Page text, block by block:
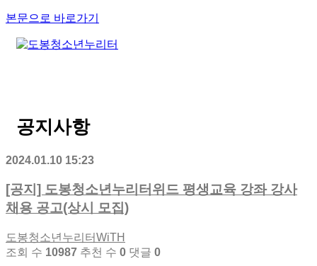
본문으로 바로가기
공지사항
2024.01.10 15:23
[공지] 도봉청소년누리터위드 평생교육 강좌 강사
채용 공고(상시 모집)
도봉청소년누리터WiTH
조회 수 10987 추천 수 0 댓글 0